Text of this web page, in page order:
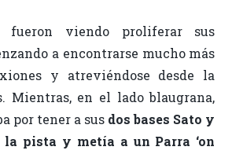
fueron viendo proliferar sus
a encontrarse mucho más
y atreviéndose desde la
Mientras, en el lado blaugrana,
por tener a sus dos bases Sato y
la pista y metía a un Parra ‘on